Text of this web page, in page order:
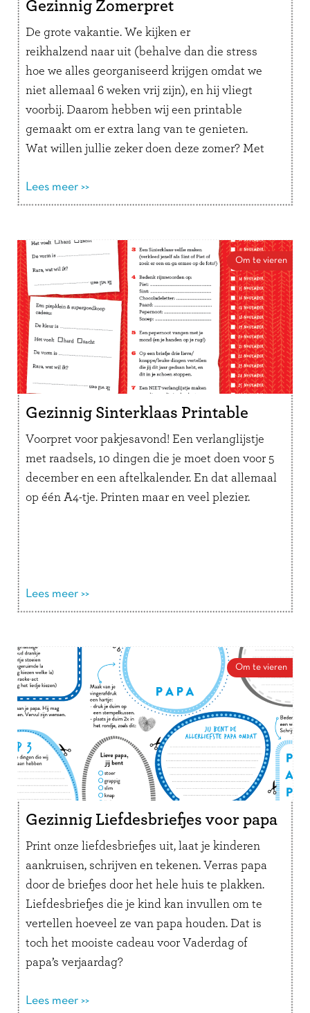
Gezinnig Zomerpret
De grote vakantie. We kijken er
reikhalzend naar uit (behalve dan die stress
hoe we alles georganiseerd krijgen omdat we
niet allemaal 6 weken vrij zijn), en hij vliegt
voorbij. Daarom hebben wij een printable
gemaakt om er extra lang van te genieten.
Wat willen jullie zeker doen deze zomer? Met
beginnen!
Lees meer >>
Om te vieren
Gezinnig Sinterklaas Printable
Voorpret voor pakjesavond! Een verlanglijstje
met raadsels, 10 dingen die je moet doen voor 5
december en een aftelkalender. En dat allemaal
op één A4-tje. Printen maar en veel plezier.
Lees meer >>
Om te vieren
Gezinnig Liefdesbriefjes voor papa
Print onze liefdesbriefjes uit, laat je kinderen
aankruisen, schrijven en tekenen. Verras papa
door de briefjes door het hele huis te plakken.
Liefdesbriefjes die je kind kan invullen om te
vertellen hoeveel ze van papa houden. Dat is
toch het mooiste cadeau voor Vaderdag of
papa’s verjaardag?
Lees meer >>